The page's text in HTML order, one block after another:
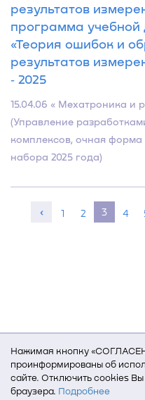
Нажимая кнопку
проинформированы об
сайте. Отключить cookies
браузера. Подробнее
результатов
программа учебной
«Теория ошибок и
результатов
‐ 2025
15.04.06 « Мехатроника и
(Управление
комплексов, очная
набора 2025 года)
‹ 1 2 3 4